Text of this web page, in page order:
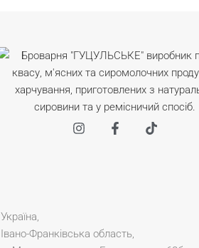
Україна,
Івано-Франківська область,